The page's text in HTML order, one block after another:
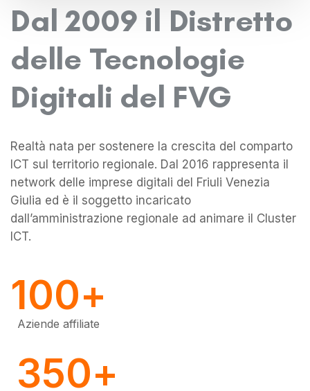
Dal 2009 il Distretto
delle Tecnologie
Digitali del FVG
Realtà nata per sostenere la crescita del comparto
ICT sul territorio regionale. Dal 2016 rappresenta il
network delle imprese digitali del Friuli Venezia
Giulia ed è il soggetto incaricato
dall’amministrazione regionale ad animare il Cluster
ICT.
0
1
2
3
0
1
2
0
1
2
+
Aziende affiliate
0
1
2
3
0
1
3
4
50+
0
1
2
3